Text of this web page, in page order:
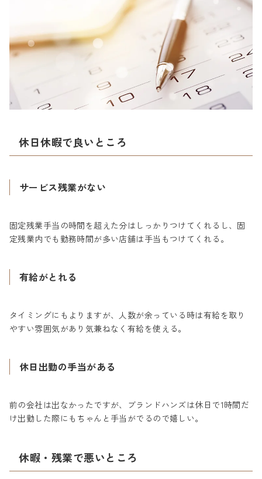
休日休暇で良いところ
サービス残業がない
固定残業手当の時間を超えた分はしっかりつけてくれるし、固
定残業内でも勤務時間が多い店舗は手当もつけてくれる。
有給がとれる
タイミングにもよりますが、人数が余っている時は有給を取り
やすい雰囲気があり気兼ねなく有給を使える。
休日出勤の手当がある
前の会社は出なかったですが、ブランドハンズは休日で1時間だ
け出勤した際にもちゃんと手当がでるので嬉しい。
休暇・残業で悪いところ